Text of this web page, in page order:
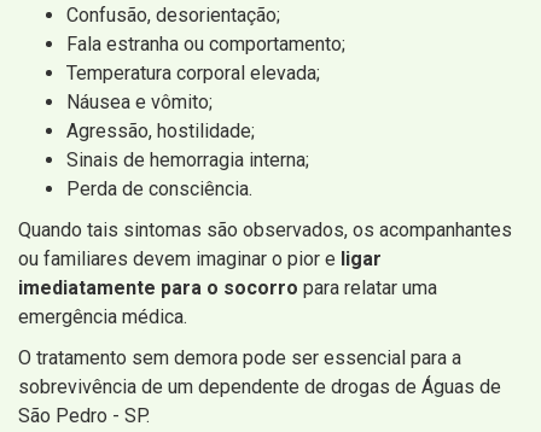
Confusão, desorientação;
Fala estranha ou comportamento;
Temperatura corporal elevada;
Náusea e vômito;
Agressão, hostilidade;
Sinais de hemorragia interna;
Perda de consciência.
Quando tais sintomas são observados, os acompanhantes
ou familiares devem imaginar o pior e ligar
imediatamente para o socorro para relatar uma
emergência médica.
O tratamento sem demora pode ser essencial para a
sobrevivência de um dependente de drogas de Águas de
São Pedro - SP.